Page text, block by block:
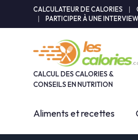
CALCULATEUR DE CALORIES
PARTICIPER À UNE
CALCUL DES CALORIES &
CONSEILS EN NUTRITION
Aliments et recettes
Panneau de gestion des cookies